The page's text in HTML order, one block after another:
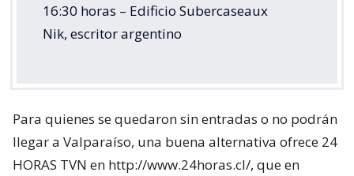
16:30 horas – Edificio Subercaseaux
Nik, escritor argentino
Para quienes se quedaron sin entradas o no podrán
llegar a Valparaíso, una buena alternativa ofrece 24
HORAS TVN en http://www.24horas.cl/, que en